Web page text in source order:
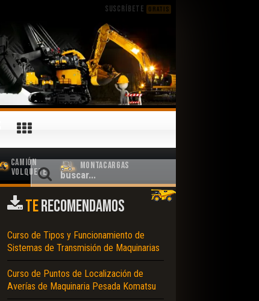
SUSCRÍBETE GRATIS
Camión
Volquete
Montacargas
TERECOMENDAMOS
Curso de Tipos y Funcionamiento de
Sistemas de Transmisión de Maquinarias
Curso de Puntos de Localización de
Averías de Maquinaria Pesada Komatsu